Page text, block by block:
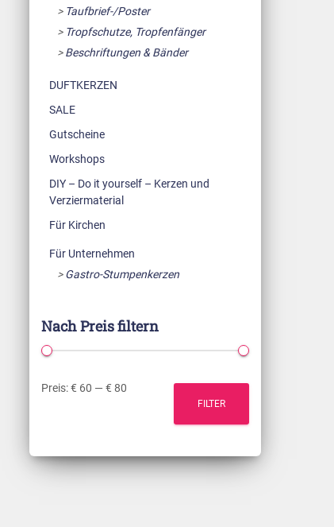
Taufbrief-/Poster
Tropfschutze, Tropfenfänger
Beschriftungen & Bänder
DUFTKERZEN
SALE
Gutscheine
Workshops
DIY – Do it yourself – Kerzen und
Verziermaterial
Für Kirchen
Für Unternehmen
Gastro-Stumpenkerzen
Nach Preis filtern
i
n
a
x
FILTER
Preis:€ 60 — € 80